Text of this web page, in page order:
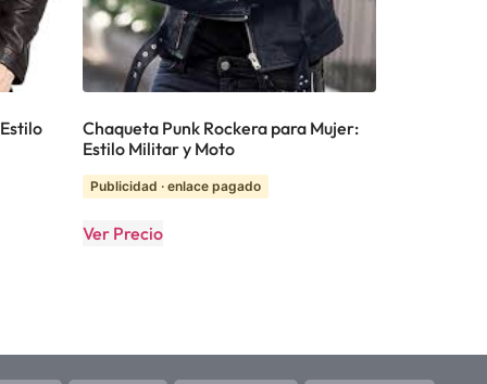
Chaqueta Punk Rockera para Mujer:
Estilo Militar y Moto
Publicidad · enlace pagado
Ver Precio